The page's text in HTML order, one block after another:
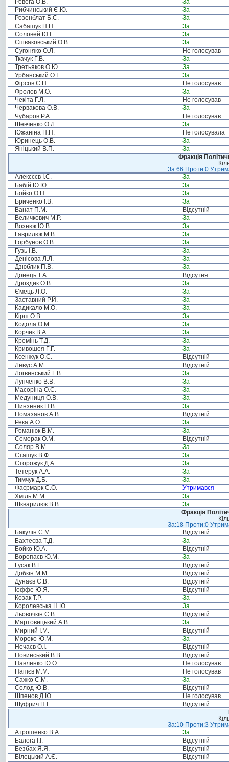
Ревега О.В.
За
Рибчинський Є.Ю.
За
Розенблат Б.С.
За
Сабашук П.П.
За
Соловей Ю.І.
За
Співаковський О.В.
За
Сугоняко О.Л.
Не голосував
Ткачук Г.В.
За
Третьяков О.Ю.
За
Урбанський О.І.
За
Фірсов Є.П.
Не голосував
Фролов М.О.
За
Чекіта Г.Л.
Не голосував
Червакова О.В.
За
Чубаров Р.А.
Не голосував
Шевченко О.Л.
За
Южаніна Н.П.
Не голосувала
Юринець О.В.
За
Яніцький В.П.
За
Фракція
За:66 Проти:0
Алексєєв І.С.
За
Бабій Ю.Ю.
За
Бойко О.П.
За
Бриченко І.В.
За
Ванат П.М.
Відсутній
Величкович М.Р.
За
Вознюк Ю.В.
За
Гаврилюк М.В.
За
Горбунов О.В.
За
Гузь І.В.
За
Денісова Л.Л.
За
Дзюблик П.В.
За
Донець Т.А.
Відсутня
Дроздик О.В.
За
Ємець Л.О.
За
Заставний Р.Й.
За
Кадикало М.О.
За
Кірш О.В.
За
Кодола О.М.
За
Корчик В.А.
За
Кремінь Т.Д.
За
Кривошея Г.Г.
За
Ксенжук О.С.
Відсутній
Левус А.М.
Відсутній
Логвинський Г.В.
За
Лунченко В.В.
За
Масоріна О.С.
За
Медуниця О.В.
За
Пинзеник П.В.
За
Помазанов А.В.
Відсутній
Река А.О.
За
Романюк В.М.
За
Семерак О.М.
Відсутній
Соляр В.М.
За
Сташук В.Ф.
За
Сторожук Д.А.
За
Тетерук А.А.
За
Тимчук Д.Б.
За
Фаєрмарк С.О.
Утримався
Хміль М.М.
За
Шкварилюк В.В.
За
Фракція
За:18 Проти:0
Бакулін Є.М.
Відсутній
Бахтеєва Т.Д.
За
Бойко Ю.А.
Відсутній
Воропаєв Ю.М.
За
Гусак В.Г.
Відсутній
Добкін М.М.
Відсутній
Дунаєв С.В.
Відсутній
Іоффе Ю.Я.
Відсутній
Козак Т.Р.
За
Королевська Н.Ю.
За
Льовочкін С.В.
Відсутній
Мартовицький А.В.
За
Мирний І.М.
Відсутній
Мороко Ю.М.
За
Нечаєв О.І.
Відсутній
Новинський В.В.
Відсутній
Павленко Ю.О.
Не голосував
Папієв М.М.
Не голосував
Сажко С.М.
За
Солод Ю.В.
Відсутній
Шпенов Д.Ю.
Не голосував
Шуфрич Н.І.
Відсутній
За:10 Проти:3
Атрошенко В.А.
За
Балога І.І.
Відсутній
Безбах Я.Я.
Відсутній
Білецький А.Є.
Відсутній